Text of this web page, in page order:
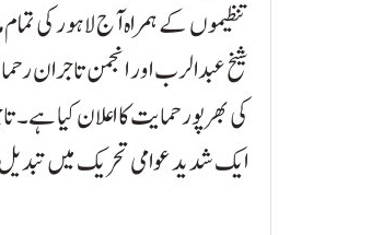
تنظیموں کے ہمراہ آج لاہور کی
شیخ عبدالرب اور انجمن تاجران
کی بھرپور حمایت کا اعلان کیا
ایک شدید عوامی تحریک میں